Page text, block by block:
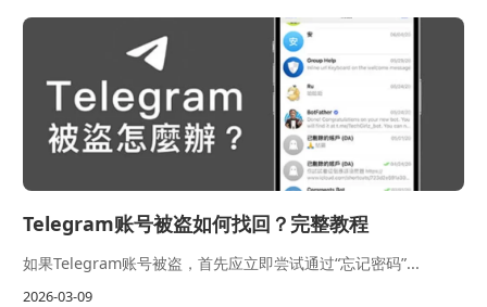
Telegram账号被盗如何找回？完整教程
如果Telegram账号被盗，首先应立即尝试通过“忘记密码”...
2026-03-09